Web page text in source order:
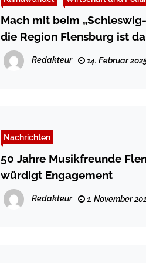
Mach mit beim
die Region Flensburg ist
Redakteur 14. Februar
Nachrichten
50 Jahre Musikfreunde
würdigt Engagement
Redakteur 1. November